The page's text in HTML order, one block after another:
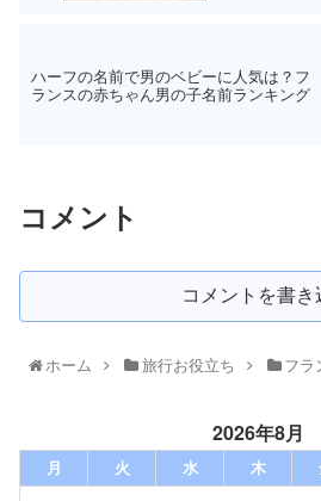
ハーフの名前で男のベビーに人気は？フ
ランスの赤ちゃん男の子名前ランキング
コメント
コメントを書き
ホーム 旅行お役立ち フラ
2026年8月
月 火 水 木